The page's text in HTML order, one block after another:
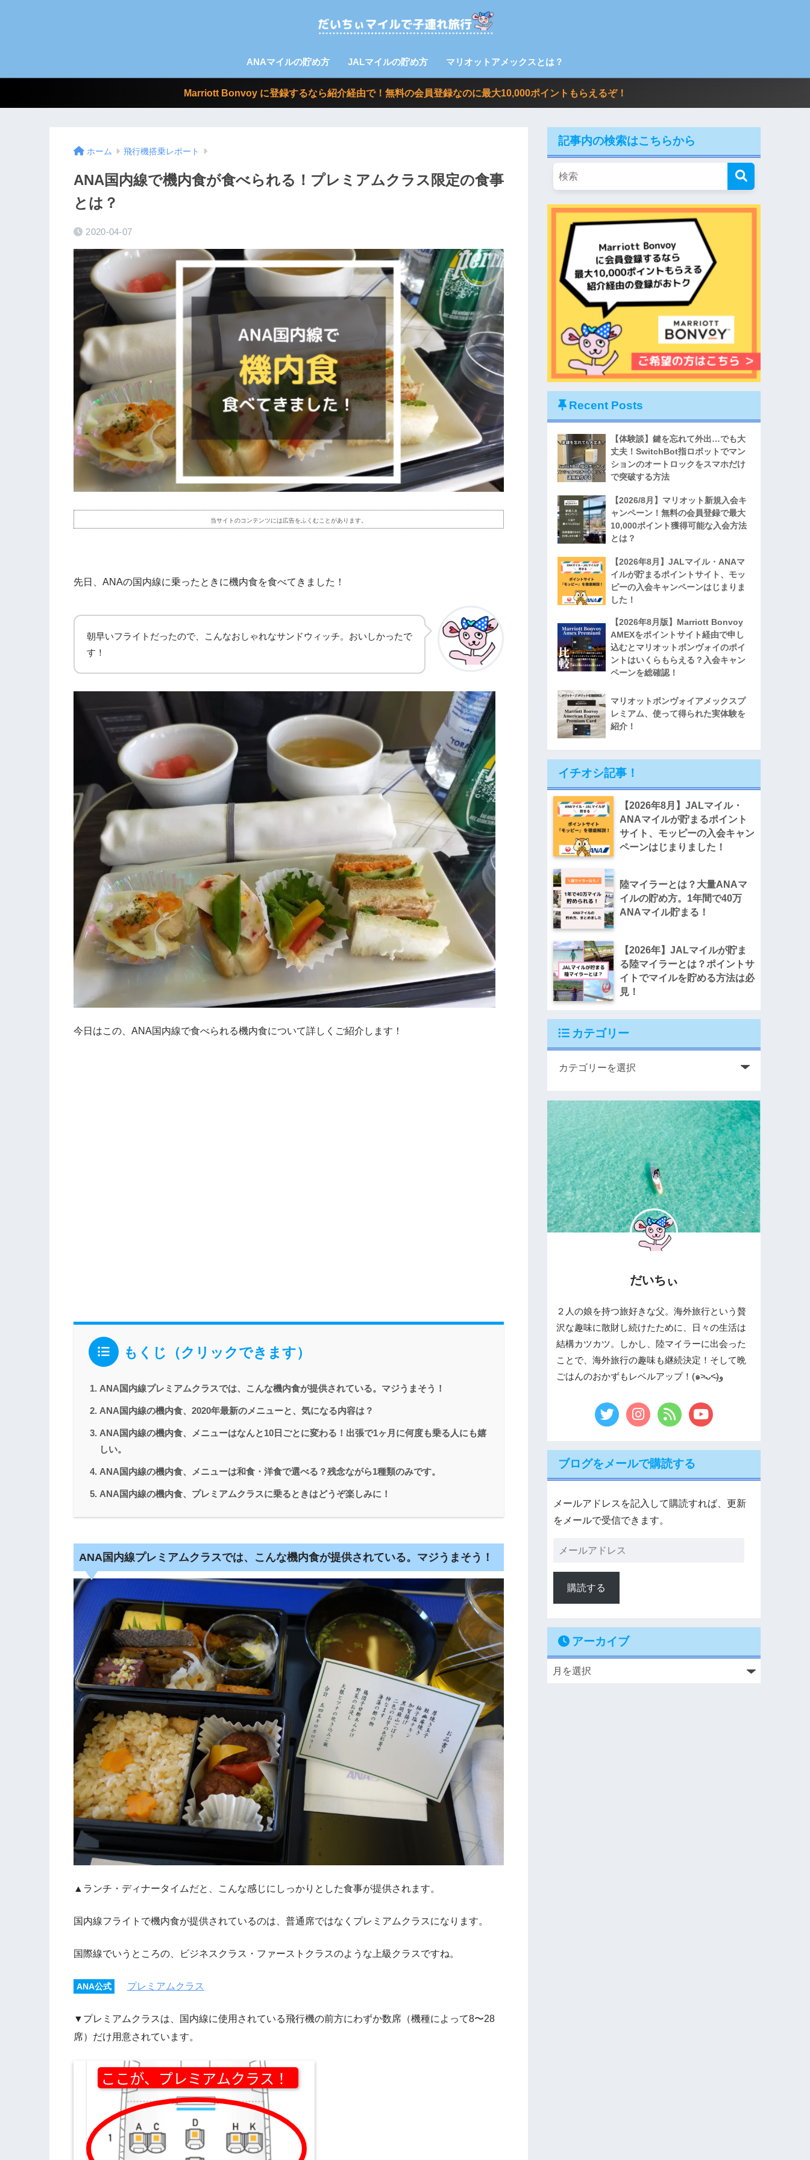
ANAマイルの貯め方 JALマイルの貯め方 マリオットアメックスとは？
Marriott Bonvoy に登録するなら紹介経由で！無料の会員登録なのに最大10,000ポイントもらえるぞ！
ホーム 飛行機搭乗レポート
ANA国内線で機内食が食べられる！プレミアムクラス限定の食事
とは？
2020-04-07
当サイトのコンテンツには広告をふくむことがあります。
先日、ANAの国内線に乗ったときに機内食を食べてきました！
朝早いフライトだったので、こんなおしゃれなサンドウィッチ。おいしかったで
す！
今日はこの、ANA国内線で食べられる機内食について詳しくご紹介します！
もくじ（クリックできます）
ANA国内線プレミアムクラスでは、こんな機内食が提供されている。マジうまそう！
ANA国内線の機内食、2020年最新のメニューと、気になる内容は？
ANA国内線の機内食、メニューはなんと10日ごとに変わる！出張で1ヶ月に何度も乗る人にも嬉
しい。
ANA国内線の機内食、メニューは和食・洋食で選べる？残念ながら1種類のみです。
ANA国内線の機内食、プレミアムクラスに乗るときはどうぞ楽しみに！
ANA国内線プレミアムクラスでは、こんな機内食が提供されている。マジうまそう！
▲ランチ・ディナータイムだと、こんな感じにしっかりとした食事が提供されます。
国内線フライトで機内食が提供されているのは、普通席ではなくプレミアムクラスになります。
国際線でいうところの、ビジネスクラス・ファーストクラスのような上級クラスですね。
ANA公式 プレミアムクラス
▼プレミアムクラスは、国内線に使用されている飛行機の前方にわずか数席（機種によって8〜28
席）だけ用意されています。
記事内の検索はこちらから
Recent Posts
【体験談】鍵を忘れて外出…でも大
丈夫！SwitchBot指ロボットでマン
ションのオートロックをスマホだけ
で突破する方法
【2026/8月】マリオット新規入会キ
ャンペーン！無料の会員登録で最大
10,000ポイント獲得可能な入会方法
とは？
【2026年8月】JALマイル・ANAマ
イルが貯まるポイントサイト、モッ
ピーの入会キャンペーンはじまりま
した！
【2026年8月版】Marriott Bonvoy
AMEXをポイントサイト経由で申し
込むとマリオットボンヴォイのポイ
ントはいくらもらえる？入会キャン
ペーンを総確認！
マリオットボンヴォイアメックスプ
レミアム、使って得られた実体験を
紹介！
イチオシ記事！
【2026年8月】JALマイル・
ANAマイルが貯まるポイント
サイト、モッピーの入会キャン
ペーンはじまりました！
陸マイラーとは？大量ANAマ
イルの貯め方。1年間で40万
ANAマイル貯まる！
【2026年】JALマイルが貯ま
る陸マイラーとは？ポイントサ
イトでマイルを貯める方法は必
見！
カテゴリー
だいちぃ
２人の娘を持つ旅好きな父。海外旅行という贅
沢な趣味に散財し続けたために、日々の生活は
結構カツカツ。しかし、陸マイラーに出会った
ことで、海外旅行の趣味も継続決定！そして晩
ごはんのおかずもレベルアップ！(๑˃̵ᴗ˂̵)و
ブログをメールで購読する
メールアドレスを記入して購読すれば、更新
をメールで受信できます。
購読する
アーカイブ